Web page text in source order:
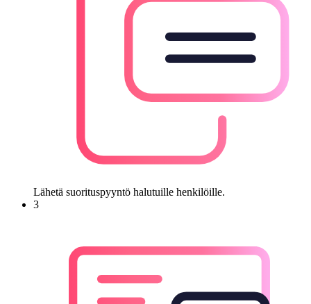
Lähetä suorituspyyntö halutuille henkilöille.
3